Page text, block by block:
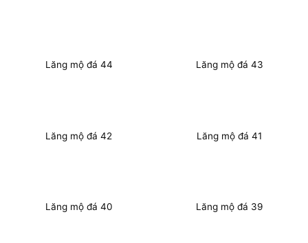
Lăng mộ đá 44 Lăng mộ đá 43
Lăng mộ đá 42 Lăng mộ đá 41
Lăng mộ đá 40 Lăng mộ đá 39